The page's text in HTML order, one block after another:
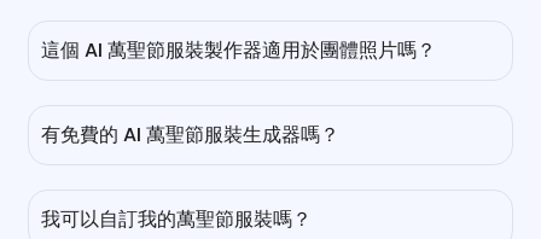
以滿足您的需求。
這個 AI 萬聖節服裝製作器適用於團體照片嗎？
有免費的 AI 萬聖節服裝生成器嗎？
擬造型。註冊並登錄後，您可以獲得更多免費積分以生成更多
我可以自訂我的萬聖節服裝嗎？